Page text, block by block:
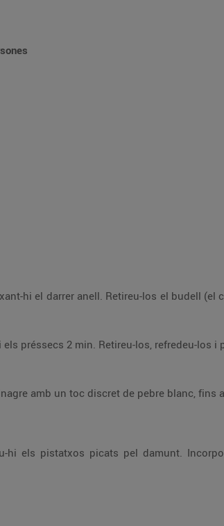
pistatxos. En un bol petit, bateu l’oli i el vinagre amb un toc discret